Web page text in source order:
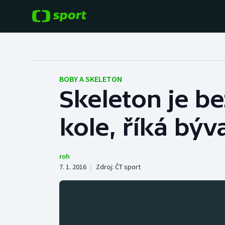
Hokej
Tenis
Cyklistika
Baseball a softbal
Basketbal
Boby a skeleton
BOBY A SKELETON
Skeleton je
kole, říká
roh
7. 1. 2016 | Zdroj: ČT sport